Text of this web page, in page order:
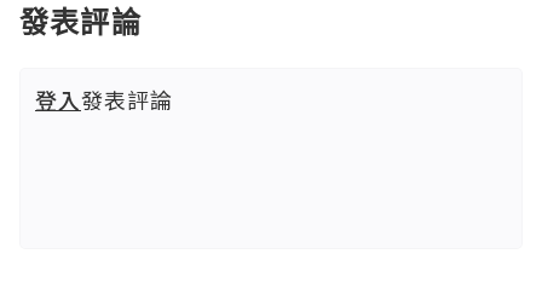
發表評論
登入發表評論